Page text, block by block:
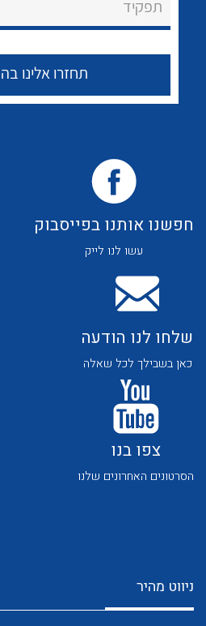
צור קשר
לכל מוצרי היצרן
לכל מוצרי היצרן
תפקיד
חפשנו אותנו בפייסבוק
עשו לנו לייק
שלחו לנו הודעה
כאן בשבילך לכל שאלה
צפו בנו
הסרטונים האחרונים שלנו
ניווט מהיר